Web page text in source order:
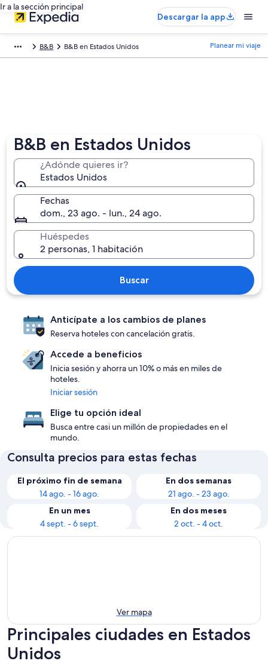
Ir a la sección principal
Descargar la app
B&B B&B en Estados Unidos Planear mi viaje
B&B en Estados Unidos
¿Adónde quieres ir?
Estados Unidos
Fechas
dom., 23 ago. - lun., 24 ago.
Huéspedes
2 personas, 1 habitación
Buscar
Anticípate a los cambios de planes
Reserva hoteles con cancelación gratis.
Accede a beneficios
Inicia sesión y ahorra un 10% o más en miles de
hoteles.
Iniciar sesión
Elige tu opción ideal
Busca entre casi un millón de propiedades en el
mundo.
Consulta precios para estas fechas
El próximo fin de semana
14 ago. - 16 ago.
En dos semanas
21 ago. - 23 ago.
En un mes
4 sept. - 6 sept.
En dos meses
2 oct. - 4 oct.
Ver mapa
Principales ciudades en Estados
Unidos